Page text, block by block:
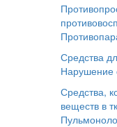
Средства
Нарушение
Средства,
веществ в